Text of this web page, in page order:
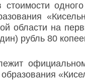
стоимости
области на
рубль 80